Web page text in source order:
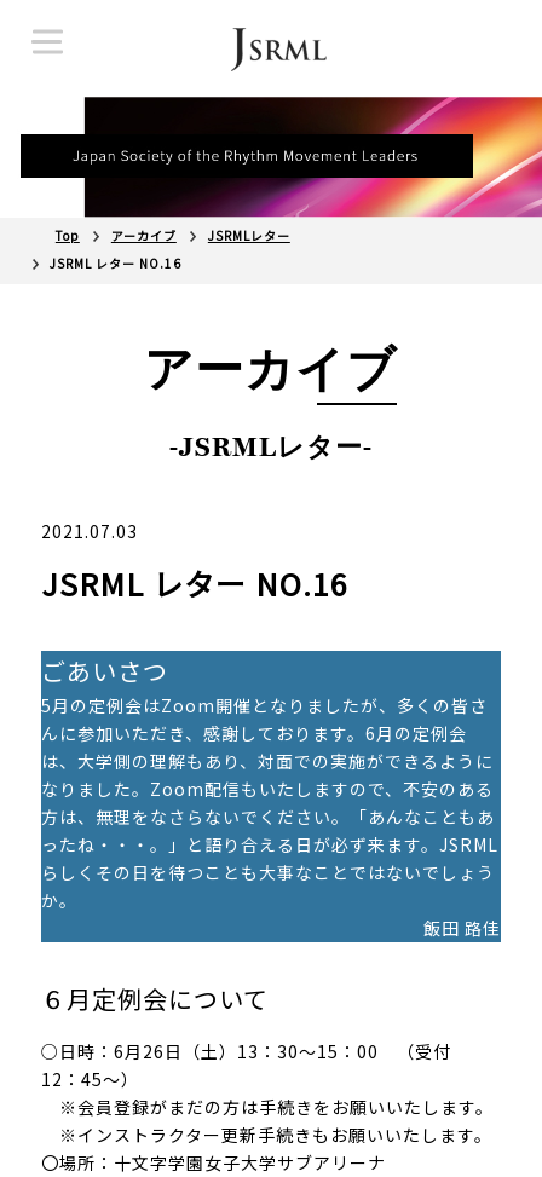
Top アーカイブ
JSRMLレター
JSRML レター NO.16
アーカイブ
-JSRMLレター-
2021.07.03
JSRML レター NO.16
ごあいさつ
5月の定例会はZoom開催となりましたが、多くの皆さ
んに参加いただき、感謝しております。6月の定例会
は、大学側の理解もあり、対面での実施ができるように
なりました。Zoom配信もいたしますので、不安のある
方は、無理をなさらないでください。「あんなこともあ
ったね・・・。」と語り合える日が必ず来ます。JSRML
らしくその日を待つことも大事なことではないでしょう
か。
飯田 路佳
６月定例会について
○日時：6月26日（土）13：30～15：00 （受付
12：45～）
※会員登録がまだの方は手続きをお願いいたします。
※インストラクター更新手続きもお願いいたします。
〇場所：十文字学園女子大学サブアリーナ